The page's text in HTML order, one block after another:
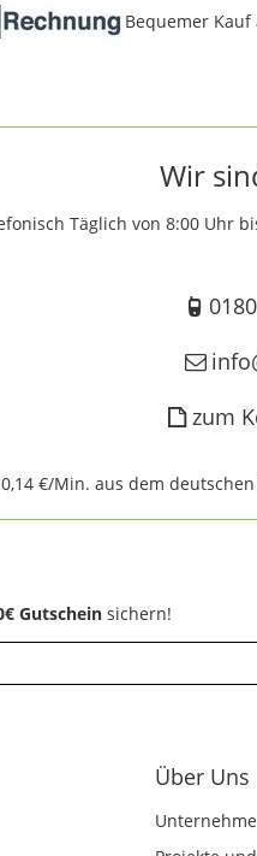
Bequemer
Wir
Täglich von 8:00 Uhr
zum
€/Min. aus dem
Gutschein sichern!
Über Uns